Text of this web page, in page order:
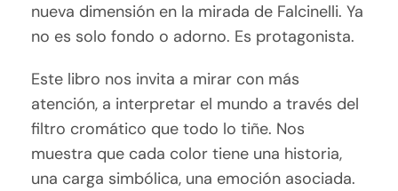
nueva dimensión en la mirada de Falcinelli. Ya
no es solo fondo o adorno. Es protagonista.
Este libro nos invita a mirar con más
atención, a interpretar el mundo a través del
filtro cromático que todo lo tiñe. Nos
muestra que cada color tiene una historia,
una carga simbólica, una emoción asociada.